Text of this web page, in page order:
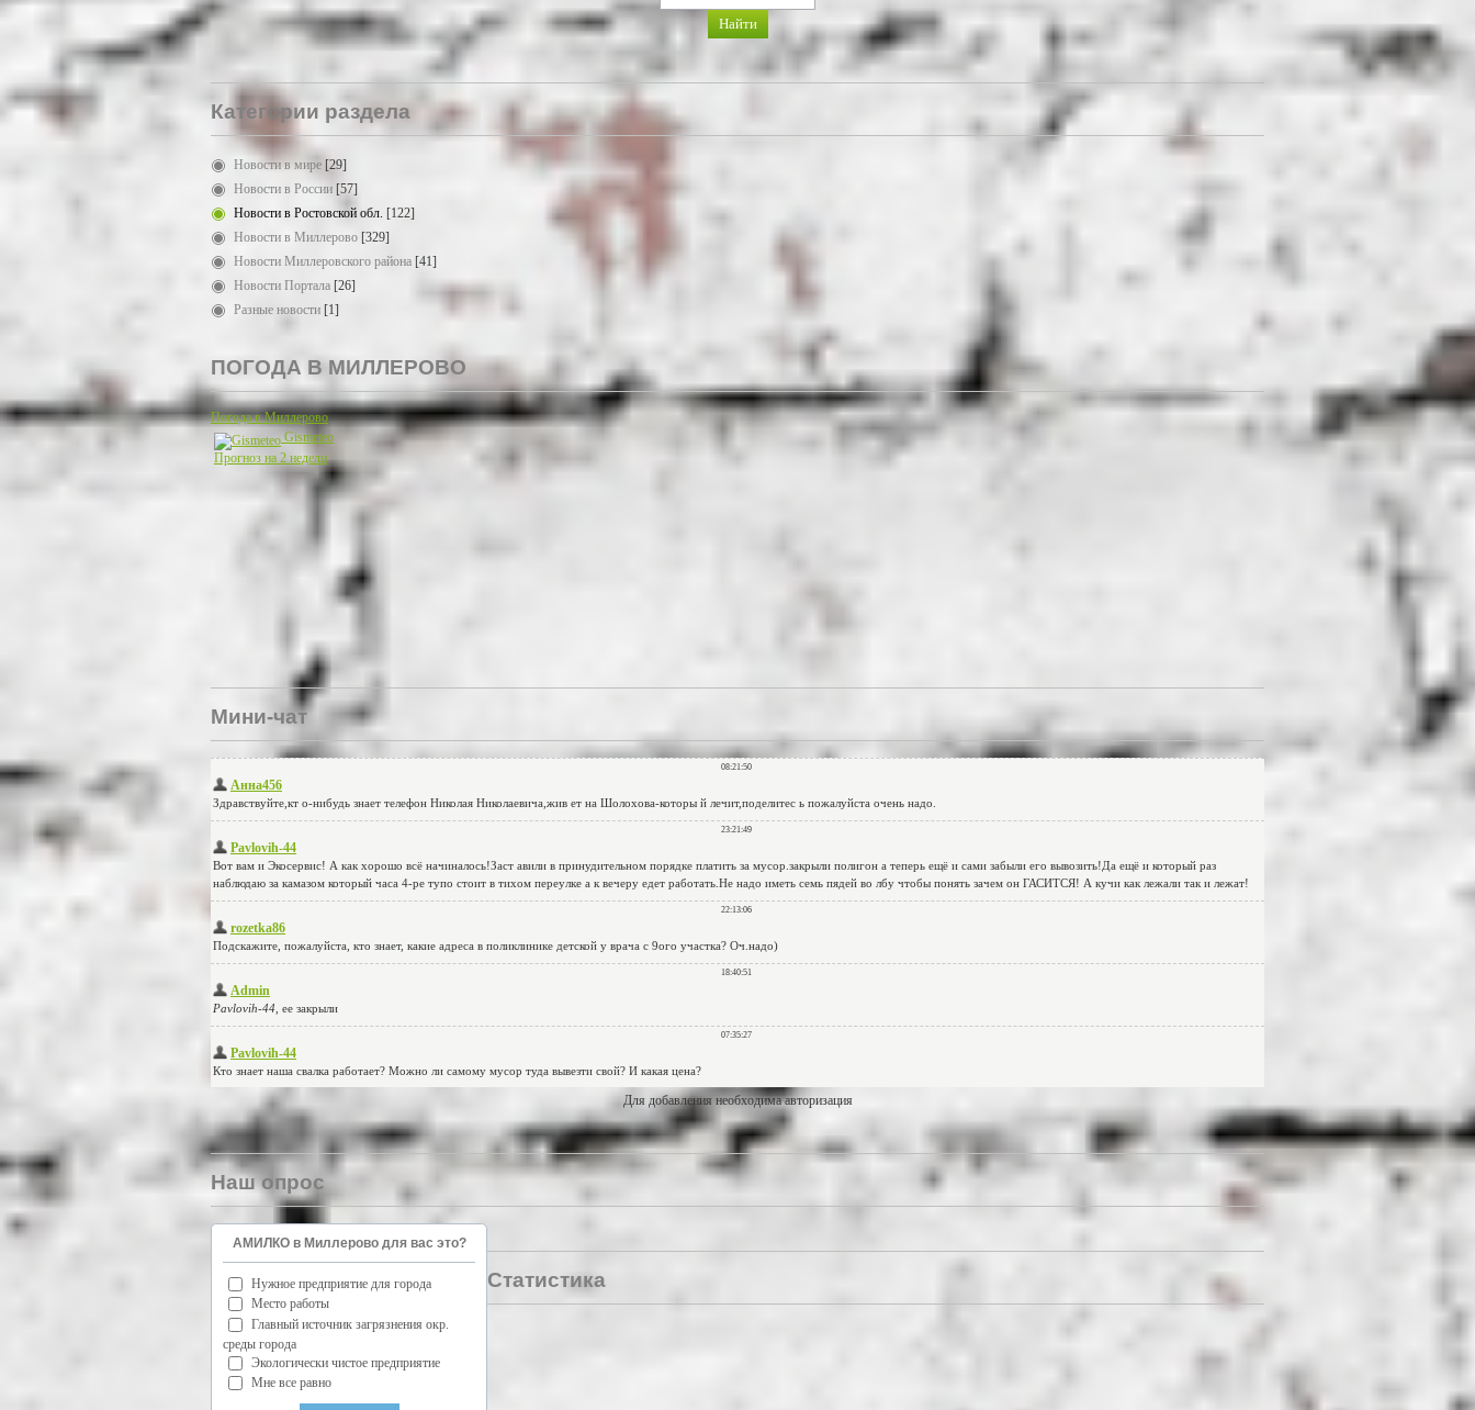
Категории раздела
Новости в мире [29]
Новости в России [57]
Новости в Ростовской обл. [122]
Новости в Миллерово [329]
Новости Миллеровского района [41]
Новости Портала [26]
Разные новости [1]
ПОГОДА В МИЛЛЕРОВО
Погода в Миллерово
Gismeteo
Прогноз на 2 недели
Мини-чат
Для добавления необходима авторизация
Наш опрос
АМИЛКО в Миллерово для вас это?
Нужное предприятие для города
Место работы
Главный источник загрязнения окр.
среды города
Экологически чистое предприятие
Мне все равно
Статистика